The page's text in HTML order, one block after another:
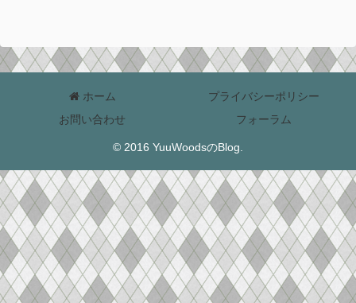
ホーム
プライバシーポリシー
お問い合わせ
フォーラム
© 2016 YuuWoodsのBlog.